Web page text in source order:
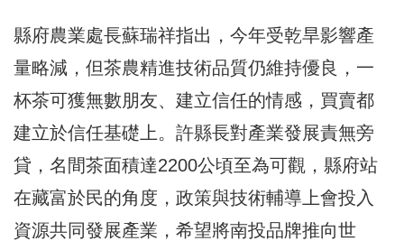
縣府農業處長蘇瑞祥指出，今年受乾旱影響產
量略減，但茶農精進技術品質仍維持優良，一
杯茶可獲無數朋友、建立信任的情感，買賣都
建立於信任基礎上。許縣長對產業發展責無旁
貸，名間茶面積達2200公頃至為可觀，縣府站
在藏富於民的角度，政策與技術輔導上會投入
資源共同發展產業，希望將南投品牌推向世